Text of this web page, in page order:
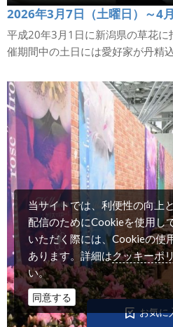
お気に
2026年3月7日（土曜日）～4
平成20年3月1日に新潟県の草花に
催期間中の土日には愛好家が丹精
当サイトでは、利便性の向上
配信のためにCookieを使用し
いただく際には、Cookieの使
あります。詳細はクッキーポ
い。
同意する